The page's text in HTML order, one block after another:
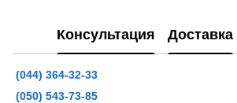
Консультация Доставка
(044) 364-32-33
(050) 543-73-85